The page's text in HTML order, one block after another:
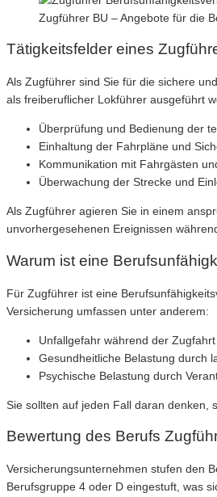
Zugführer BU – Angebote für die
Tätigkeitsfelder eines
Als Zugführer sind Sie für die sichere
als freiberuflicher Lokführer ausgeführt
Überprüfung und Bedienung der
Einhaltung der Fahrpläne und
Kommunikation mit Fahrgästen
Überwachung der Strecke und
Als Zugführer agieren Sie in einem
unvorhergesehenen Ereignissen
Warum ist eine
Für Zugführer ist eine
Versicherung umfassen unter anderem:
Unfallgefahr während der Zugfahrt
Gesundheitliche Belastung durch
Psychische Belastung durch
Sie sollten auf jeden Fall daran denken,
Bewertung des Berufs
Versicherungsunternehmen stufen den
Berufsgruppe 4 oder D eingestuft, was